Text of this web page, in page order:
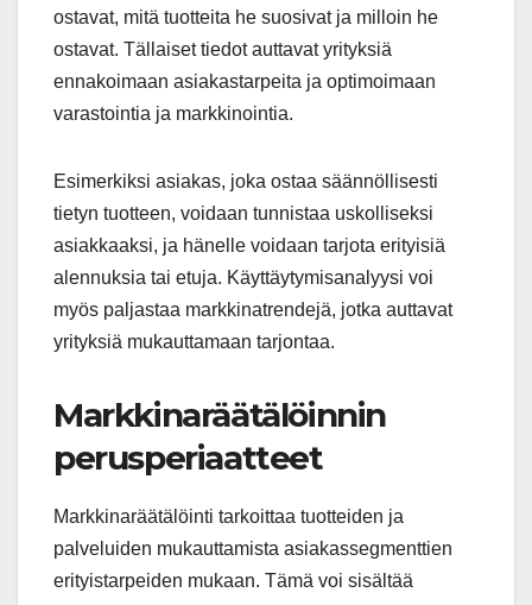
ostavat, mitä tuotteita he suosivat ja milloin he
ostavat. Tällaiset tiedot auttavat yrityksiä
ennakoimaan asiakastarpeita ja optimoimaan
varastointia ja markkinointia.
Esimerkiksi asiakas, joka ostaa säännöllisesti
tietyn tuotteen, voidaan tunnistaa uskolliseksi
asiakkaaksi, ja hänelle voidaan tarjota erityisiä
alennuksia tai etuja. Käyttäytymisanalyysi voi
myös paljastaa markkinatrendejä, jotka auttavat
yrityksiä mukauttamaan tarjontaa.
Markkinaräätälöinnin
perusperiaatteet
Markkinaräätälöinti tarkoittaa tuotteiden ja
palveluiden mukauttamista asiakassegmenttien
erityistarpeiden mukaan. Tämä voi sisältää